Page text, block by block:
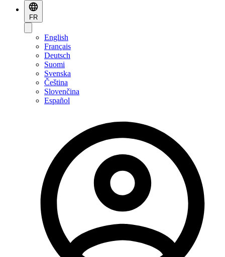
FR
English
Français
Deutsch
Suomi
Svenska
Čeština
Slovenčina
Español